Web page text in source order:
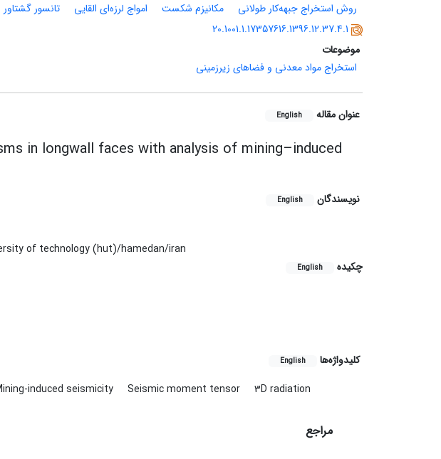
روش استخراج جبهه‌کار طولانی
مکانیزم شکست امواج لرزه‌ای القایی تانسور گشتاور
20.1001.1.17357616.1396.12.37.4.1
موضوعات
استخراج مواد معدنی و فضاهای زیرزمینی
عنوان مقاله English
in longwall faces with analysis of mining–induced
نویسندگان English
of technology (hut)/hamedan/iran
چکیده
English
کلیدواژه‌ها English
induced seismicity Seismic moment tensor
3D radiation
مراجع